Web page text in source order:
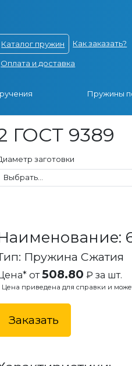
Каталог пружин Как заказать?
Оплата и доставка
Пружины
ГОСТ 9389
заготовки
Пружина Сжатия
от508.80 ₽ за шт.
Цена приведена для справки и может
Заказать